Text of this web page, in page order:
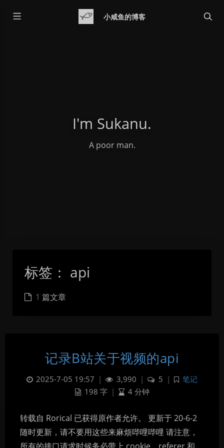
小咸鱼的博客
I'm Sukanu.
A poor man.
标签： api
1 篇文章
记录B站关于视频的api
2025-7-05 19:57 | 3,990 | 5 |
笔记
198 字 | 4 分钟
转载自 Rorical 已获得原作者允许。 更新于 20-6-2
随时更新，请不要用这些来麻烦哔哩哔哩 请注意，
所有的接口请求时候务必带上 cookie，referer 和